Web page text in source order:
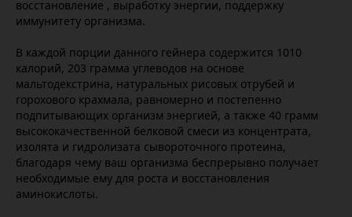
восстановление , выработку энергии, поддержку
иммунитету организма.
В каждой порции данного гейнера содержится 1010
калорий, 203 грамма углеводов на основе
мальтодекстрина, натуральных рисовых отрубей и
горохового крахмала, равномерно и постепенно
подпитывающих организм энергией, а также 40 грамм
высококачественной белковой смеси из концентрата,
изолята и гидролизата сывороточного протеина,
благодаря чему ваш организма беспрерывно получает
необходимые ему для роста и восстановления
аминокислоты.